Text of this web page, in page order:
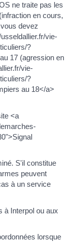
ne traite pas les
en cours,
devez
vie-
?
17 (agression en
vie-
?
au 18</a>
<a
S'il constitue
peuvent
à un service
à Interpol ou aux
lorsque